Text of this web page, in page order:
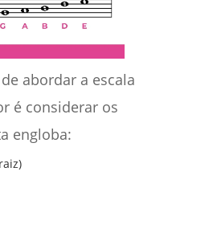
abordar a escala
é considerar os
engloba: